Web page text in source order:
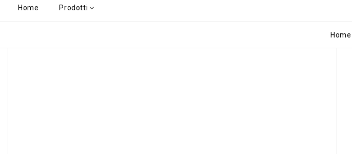
Home Prodotti
Home